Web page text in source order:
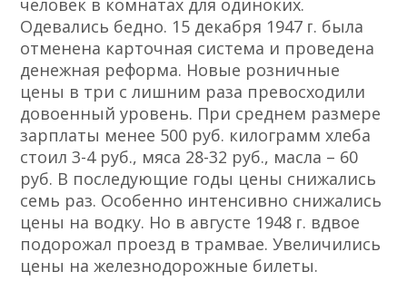
человек в комнатах для одиноких.
Одевались бедно. 15 декабря 1947 ᴦ. была
отменена карточная система и проведена
денежная реформа. Новые розничные
цены в три с лишним раза превосходили
довоенный уровень. При среднем размере
зарплаты менее 500 руб. килограмм хлеба
стоил 3-4 руб., мяса 28-32 руб., масла – 60
руб. В последующие годы цены снижались
семь раз. Особенно интенсивно снижались
цены на водку. Но в августе 1948 ᴦ. вдвое
подорожал проезд в трамвае. Увеличились
цены на железнодорожные билеты.